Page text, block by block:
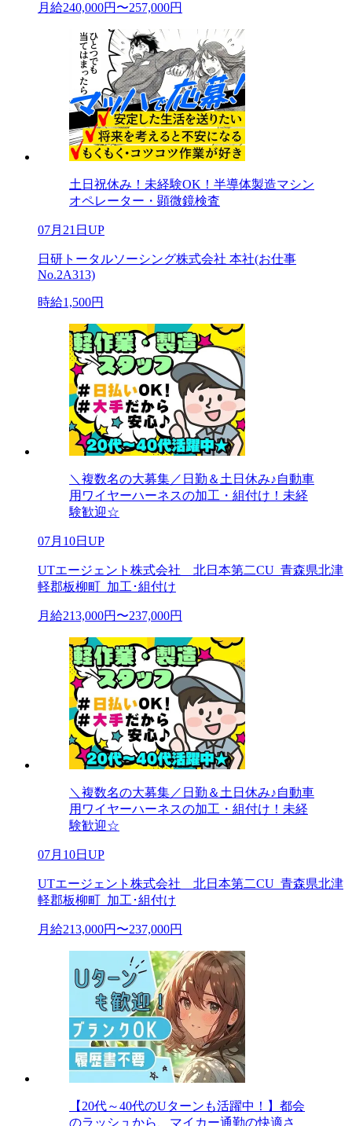
月給240,000円〜257,000円
土日祝休み！未経験OK！半導体製造マシン
オペレーター・顕微鏡検査
07月21日UP
日研トータルソーシング株式会社 本社(お仕事
No.2A313)
時給1,500円
＼複数名の大募集／日勤＆土日休み♪自動車
用ワイヤーハーネスの加工・組付け！未経
験歓迎☆
07月10日UP
UTエージェント株式会社 北日本第二CU_青森県北津
軽郡板柳町_加工･組付け
月給213,000円〜237,000円
＼複数名の大募集／日勤＆土日休み♪自動車
用ワイヤーハーネスの加工・組付け！未経
験歓迎☆
07月10日UP
UTエージェント株式会社 北日本第二CU_青森県北津
軽郡板柳町_加工･組付け
月給213,000円〜237,000円
【20代～40代のUターンも活躍中！】都会
のラッシュから、マイカー通勤の快適さ